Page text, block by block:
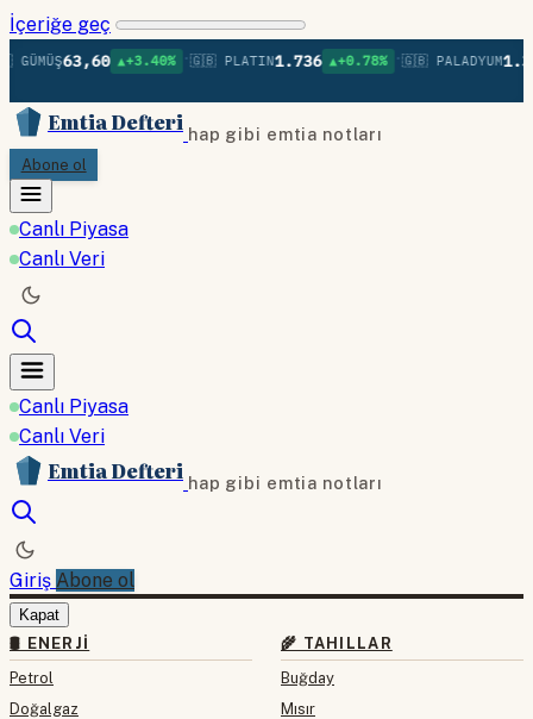
İçeriğe geç
63,60 ▲+3.40% •🇬🇧 PLATIN1.736 ▲+0.78% •🇬🇧 PALADYUM1.379
Emtia Defteri hap gibi emtia notları
Abone ol
Canlı Piyasa
Canlı Veri
Canlı Piyasa
Canlı Veri
Emtia Defteri hap gibi emtia notları
Giriş Abone ol
Kapat
🛢 ENERJI
Petrol
Doğalgaz
🌾 TAHILLAR
Buğday
Mısır